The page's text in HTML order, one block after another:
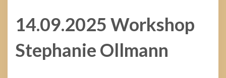
14.09.2025 Workshop
Stephanie Ollmann